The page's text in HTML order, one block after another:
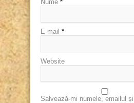
Nume *
E-mail *
Website
Salvează-mi numele, emailul